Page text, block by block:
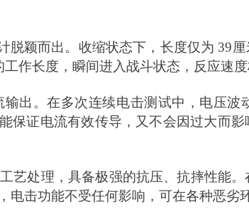
脱颖而出。收缩状态下，长度仅为 39
作长度，瞬间进入战斗状态，反应速度
出。在多次连续电击测试中，电压
保证电流有效传导，又不会因过大而
艺处理，具备极强的抗压、抗摔性能
击功能不受任何影响，可在各种恶劣